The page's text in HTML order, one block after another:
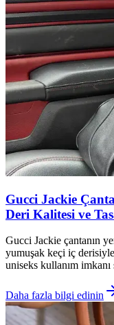
Gucci Jackie
Deri Kalitesi ve
Gucci Jackie çantanın
yumuşak keçi iç
uniseks kullanım imkanı
Daha fazla bilgi edinin